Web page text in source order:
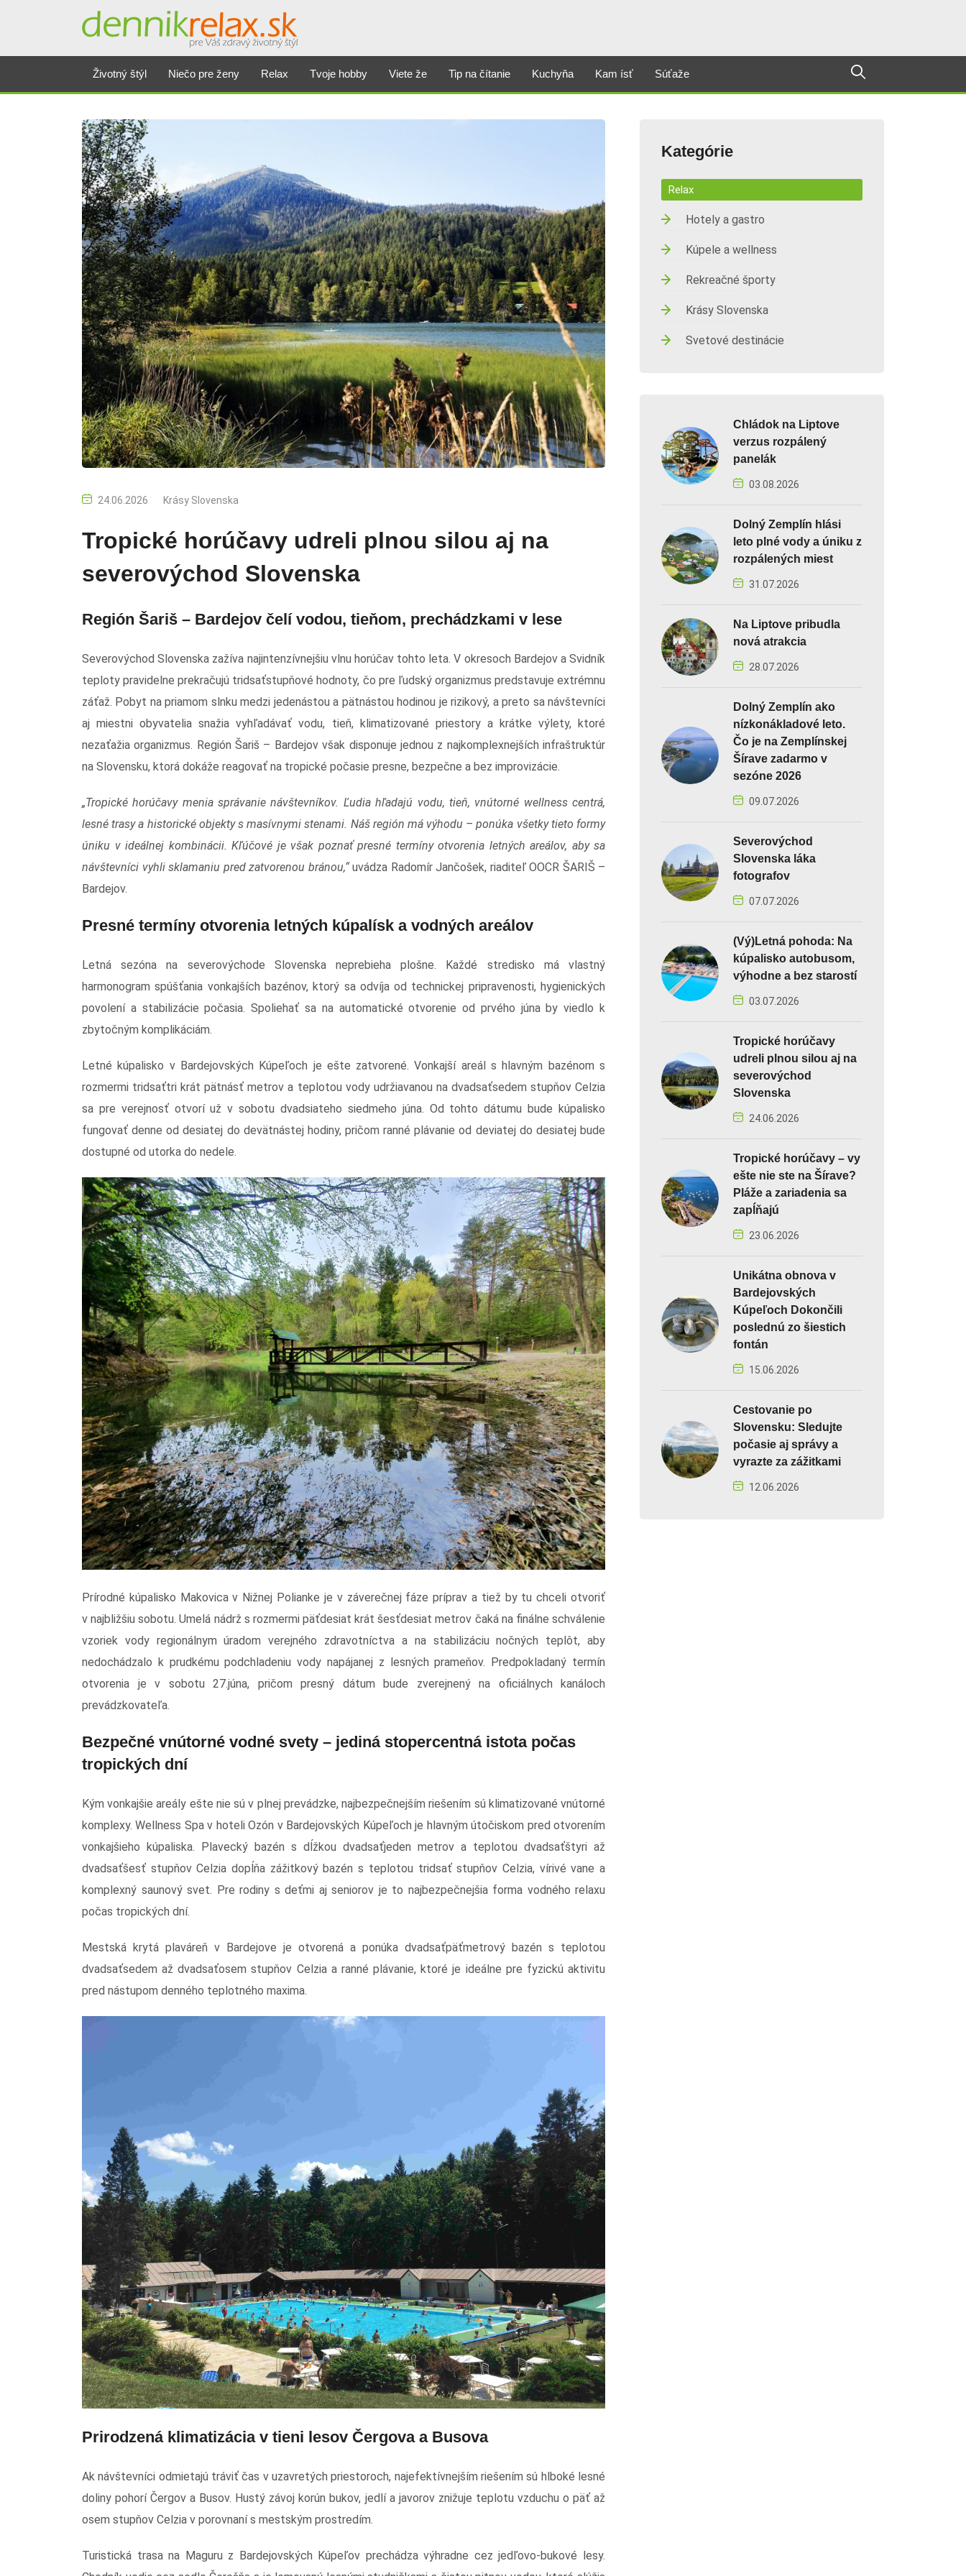
Životný štýl Niečo pre ženy Relax Tvoje hobby Viete že Tip na čítanie Kuchyňa Kam ísť Súťaže
24.06.2026 Krásy Slovenska
Tropické horúčavy udreli plnou silou aj na
severovýchod Slovenska
Región Šariš – Bardejov čelí vodou, tieňom, prechádzkami v lese
Severovýchod Slovenska zažíva najintenzívnejšiu vlnu horúčav tohto leta. V okresoch Bardejov a Svidník
teploty pravidelne prekračujú tridsaťstupňové hodnoty, čo pre ľudský organizmus predstavuje extrémnu
záťaž. Pobyt na priamom slnku medzi jedenástou a pätnástou hodinou je rizikový, a preto sa návštevníci
aj miestni obyvatelia snažia vyhľadávať vodu, tieň, klimatizované priestory a krátke výlety, ktoré
nezaťažia organizmus. Región Šariš – Bardejov však disponuje jednou z najkomplexnejších infraštruktúr
na Slovensku, ktorá dokáže reagovať na tropické počasie presne, bezpečne a bez improvizácie.
„Tropické horúčavy menia správanie návštevníkov. Ľudia hľadajú vodu, tieň, vnútorné wellness centrá,
lesné trasy a historické objekty s masívnymi stenami. Náš región má výhodu – ponúka všetky tieto formy
úniku v ideálnej kombinácii. Kľúčové je však poznať presné termíny otvorenia letných areálov, aby sa
návštevníci vyhli sklamaniu pred zatvorenou bránou,“uvádza Radomír Jančošek, riaditeľ OOCR ŠARIŠ –
Bardejov.
Presné termíny otvorenia letných kúpalísk a vodných areálov
Letná sezóna na severovýchode Slovenska neprebieha plošne. Každé stredisko má vlastný
harmonogram spúšťania vonkajších bazénov, ktorý sa odvíja od technickej pripravenosti, hygienických
povolení a stabilizácie počasia. Spoliehať sa na automatické otvorenie od prvého júna by viedlo k
zbytočným komplikáciám.
Letné kúpalisko v Bardejovských Kúpeľoch je ešte zatvorené. Vonkajší areál s hlavným bazénom s
rozmermi tridsaťtri krát pätnásť metrov a teplotou vody udržiavanou na dvadsaťsedem stupňov Celzia
sa pre verejnosť otvorí už v sobotu dvadsiateho siedmeho júna. Od tohto dátumu bude kúpalisko
fungovať denne od desiatej do devätnástej hodiny, pričom ranné plávanie od deviatej do desiatej bude
dostupné od utorka do nedele.
Prírodné kúpalisko Makovica v Nižnej Polianke je v záverečnej fáze príprav a tiež by tu chceli otvoriť
v najbližšiu sobotu. Umelá nádrž s rozmermi päťdesiat krát šesťdesiat metrov čaká na finálne schválenie
vzoriek vody regionálnym úradom verejného zdravotníctva a na stabilizáciu nočných teplôt, aby
nedochádzalo k prudkému podchladeniu vody napájanej z lesných prameňov. Predpokladaný termín
otvorenia je v sobotu 27.júna, pričom presný dátum bude zverejnený na oficiálnych kanáloch
prevádzkovateľa.
Bezpečné vnútorné vodné svety – jediná stopercentná istota počas
tropických dní
Kým vonkajšie areály ešte nie sú v plnej prevádzke, najbezpečnejším riešením sú klimatizované vnútorné
komplexy. Wellness Spa v hoteli Ozón v Bardejovských Kúpeľoch je hlavným útočiskom pred otvorením
vonkajšieho kúpaliska. Plavecký bazén s dĺžkou dvadsaťjeden metrov a teplotou dvadsaťštyri až
dvadsaťšesť stupňov Celzia dopĺňa zážitkový bazén s teplotou tridsať stupňov Celzia, vírivé vane a
komplexný saunový svet. Pre rodiny s deťmi aj seniorov je to najbezpečnejšia forma vodného relaxu
počas tropických dní.
Mestská krytá plaváreň v Bardejove je otvorená a ponúka dvadsaťpäťmetrový bazén s teplotou
dvadsaťsedem až dvadsaťosem stupňov Celzia a ranné plávanie, ktoré je ideálne pre fyzickú aktivitu
pred nástupom denného teplotného maxima.
Prirodzená klimatizácia v tieni lesov Čergova a Busova
Ak návštevníci odmietajú tráviť čas v uzavretých priestoroch, najefektívnejším riešením sú hlboké lesné
doliny pohorí Čergov a Busov. Hustý závoj korún bukov, jedlí a javorov znižuje teplotu vzduchu o päť až
osem stupňov Celzia v porovnaní s mestským prostredím.
Turistická trasa na Maguru z Bardejovských Kúpeľov prechádza výhradne cez jedľovo-bukové lesy.
Kategórie
Relax
Hotely a gastro
Kúpele a wellness
Rekreačné športy
Krásy Slovenska
Svetové destinácie
Chládok na Liptove
verzus rozpálený
panelák
03.08.2026
Dolný Zemplín hlási
leto plné vody a úniku z
rozpálených miest
31.07.2026
Na Liptove pribudla
nová atrakcia
28.07.2026
Dolný Zemplín ako
nízkonákladové leto.
Čo je na Zemplínskej
Šírave zadarmo v
sezóne 2026
09.07.2026
Severovýchod
Slovenska láka
fotografov
07.07.2026
(Vý)Letná pohoda: Na
kúpalisko autobusom,
výhodne a bez starostí
03.07.2026
Tropické horúčavy
udreli plnou silou aj na
severovýchod
Slovenska
24.06.2026
Tropické horúčavy – vy
ešte nie ste na Šírave?
Pláže a zariadenia sa
zapĺňajú
23.06.2026
Unikátna obnova v
Bardejovských
Kúpeľoch Dokončili
poslednú zo šiestich
fontán
15.06.2026
Cestovanie po
Slovensku: Sledujte
počasie aj správy a
vyrazte za zážitkami
12.06.2026